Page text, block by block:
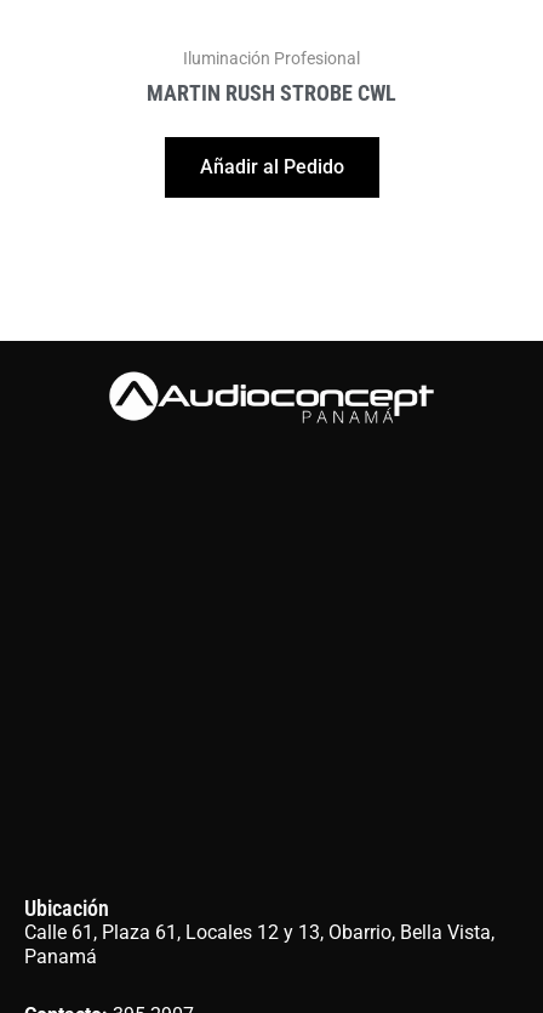
Iluminación Profesional
MARTIN RUSH STROBE CWL
Añadir al Pedido
Ubicación
Calle 61, Plaza 61, Locales 12 y 13, Obarrio, Bella Vista,
Panamá